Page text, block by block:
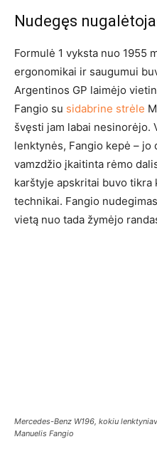
Nudegęs
Formulė 1 vyksta nuo 1955
ergonomikai ir saugumui
Argentinos GP laimėjo
Fangio su sidabrine strėle
švęsti jam labai nesinorėjo.
lenktynės, Fangio kepė –
vamzdžio įkaitinta rėmo
karštyje apskritai buvo tikra
technikai. Fangio
vietą nuo tada žymėjo
Mercedes-Benz W196, kokiu
Manuelis Fangio